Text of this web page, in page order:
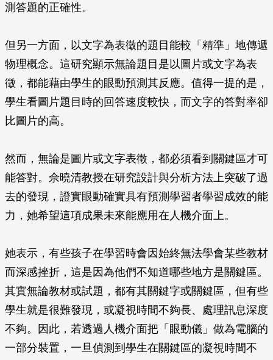
測答題的正確性。
但另一方面，以文字為表徵的題目能較「精準」地傳遞
物理概念。這研究顯示無論題目是以圖片或文字為表
徵，都能藉由學生的眼動預測其反應。值得一提的是，
學生看圖片題目時的回答速度較快，而文字的答對率卻
比圖片的高。
然而，無論是圖片或文字表徵，都必須看到關鍵區才可
能答對。佘曉清教授在研究設計與分析方法上突破了過
去的發現，證實眼動確實具有預測學習者學習成效的能
力，她希望這項成果未來能應用在人機介面上。
她表示，有些孩子在學習時會因始終無法學會某些教材
而深感挫折，這是因為他們不知道哪些地方是關鍵區。
其實無論教材或試題，都有其關鍵字或關鍵區，但有些
學生就是很難發現，或凝視時間不夠長、處理訊息深度
不夠。因此，若透過人機介面把「眼動儀」做為電腦的
一部分裝置，一旦偵測到學生在關鍵區的凝視時間不